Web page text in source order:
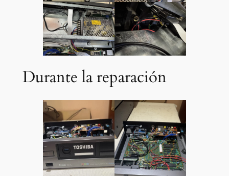
Durante la reparación